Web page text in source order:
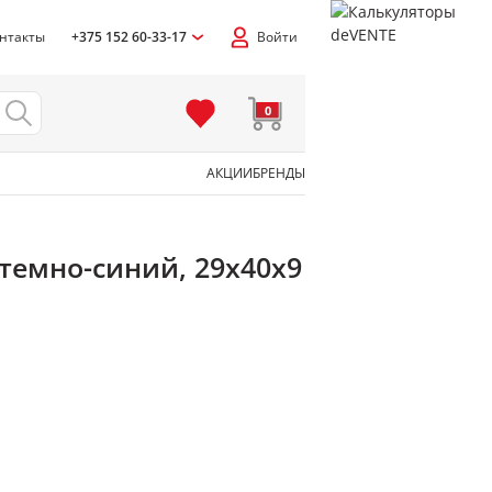
+375 152 60-33-17 Войти
0
АКЦИИБРЕНДЫ
синий, 29х40х9